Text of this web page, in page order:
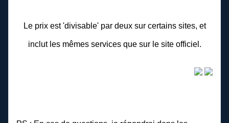
Le prix est 'divisable' par deux sur certains sites, et
inclut les mêmes services que sur le site officiel.